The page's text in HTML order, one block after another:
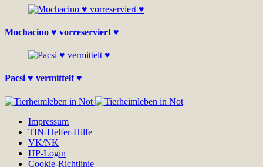
Mochacino ♥ vorreserviert ♥
Pacsi ♥ vermittelt ♥
Impressum
TIN-Helfer-Hilfe
VK/NK
HP-Login
Cookie-Richtlinie